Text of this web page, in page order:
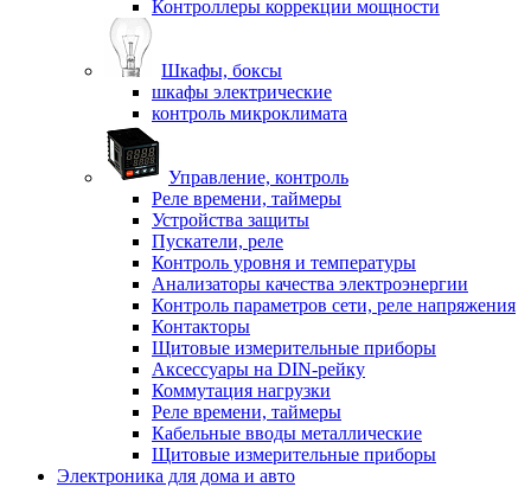
Контроллеры коррекции мощности
Шкафы, боксы
шкафы электрические
контроль микроклимата
Управление, контроль
Реле времени, таймеры
Устройства защиты
Пускатели, реле
Контроль уровня и температуры
Анализаторы качества электроэнергии
Контроль параметров сети, реле напряжения
Контакторы
Щитовые измерительные приборы
Аксессуары на DIN-рейку
Коммутация нагрузки
Реле времени, таймеры
Кабельные вводы металлические
Щитовые измерительные приборы
Электроника для дома и авто